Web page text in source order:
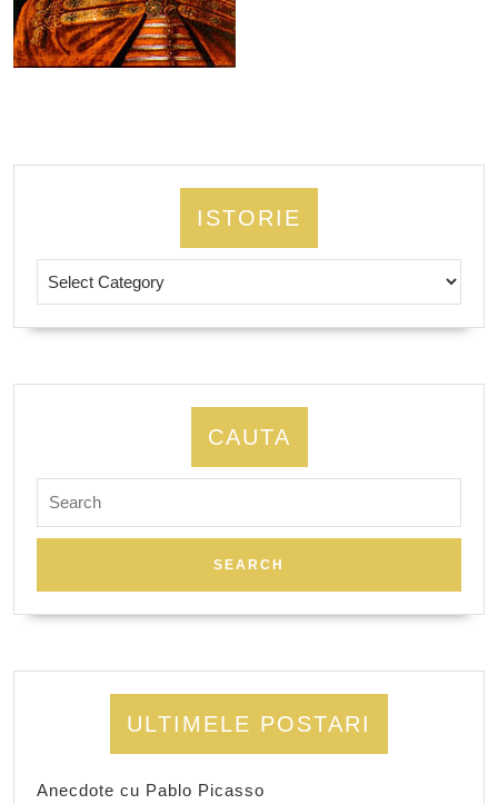
ISTORIE
CAUTA
for:
ULTIMELE POSTARI
Anecdote cu Pablo Picasso